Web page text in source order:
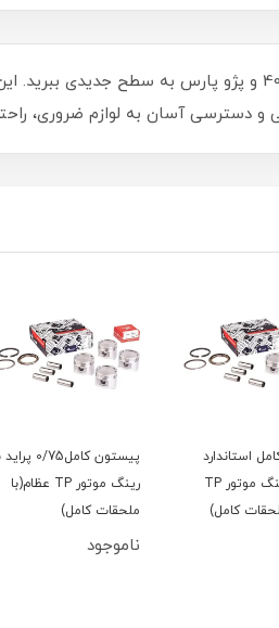
تجربه رانندگی خود را با کنسول وسط 405 و
دسترسی آسان به لوازم ضروری،
استاندارد
پراید با رینگ موتور TP
کامل)
پیستون کامل0/75
رینگ موتور TP عظام(با
ملحقات کامل)
ناموجود